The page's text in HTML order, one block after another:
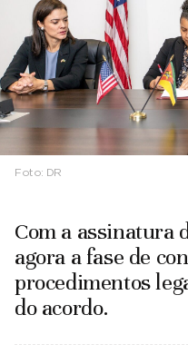
Foto: DR
Com a assinatura
agora a fase de
procedimentos
do acordo.